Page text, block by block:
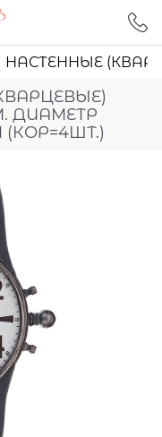
ДИАМЕТР